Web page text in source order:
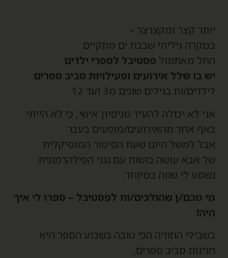
קצר ומקצרצר –
גיליתי שבבת ים מתקיים
מאתמולפסטיבל לספרי ילדים
בו שלל אירועים ופעילויות סביב ספרים
ות בגילים שונים מ3 ועד 12.
לא יכולה להעיד מניסיון אישי, כי לא הייתי
אחד מהאירועים/מופעים בעבר
למשל היום שעת הסיפור המוסיקלית
אבא עושה בושות עם נגני הפילהרמונית
לי שווה במיוחד.
מכם/ן שהולכים/ות לפסטיבל – ספרו לי איך
החוויה הכי טובה בשבוע הספר היא
סביב ספרים,